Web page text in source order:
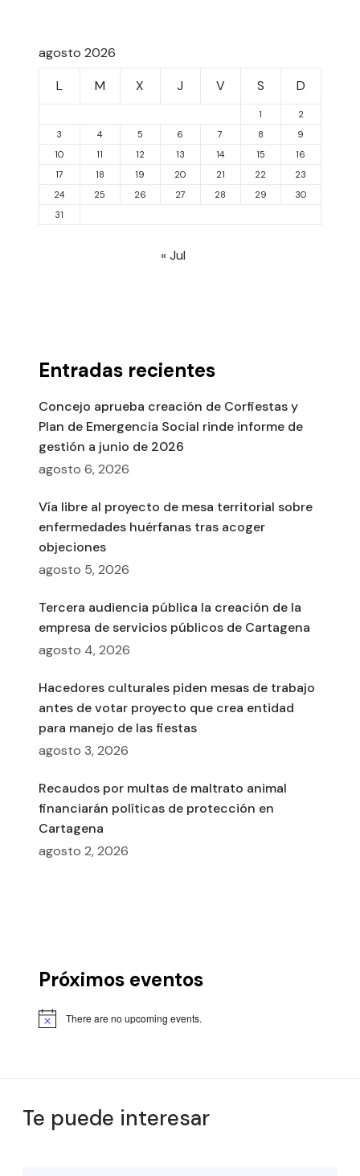
agosto 2026
L
M X J V S D
1
2
3
4 5 6 7 8
9
10
11 12 13 14 15
16
17
18 19 20 21 22
23
24
25 26 27 28 29
30
31
« Jul
Entradas recientes
Concejo aprueba creación de Corfiestas y
Plan de Emergencia Social rinde informe de
gestión a junio de 2026
agosto 6, 2026
Vía libre al proyecto de mesa territorial sobre
enfermedades huérfanas tras acoger
objeciones
agosto 5, 2026
Tercera audiencia pública la creación de la
empresa de servicios públicos de Cartagena
agosto 4, 2026
Hacedores culturales piden mesas de trabajo
antes de votar proyecto que crea entidad
para manejo de las fiestas
agosto 3, 2026
Recaudos por multas de maltrato animal
financiarán políticas de protección en
Cartagena
agosto 2, 2026
Próximos eventos
There are no upcoming events.
Te puede interesar